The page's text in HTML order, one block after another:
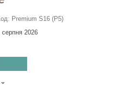
Premium S16 (P5)
серпня 2026